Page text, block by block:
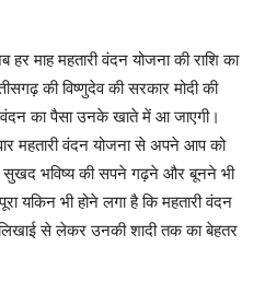
माह महतारी वंदन योजना की राशि का
की विष्णुदेव की सरकार मोदी की
वंदन का पैसा उनके खाते में आ जाएगी।
महतारी वंदन योजना से अपने आप को
सुखद भविष्य की सपने गढ़ने और बूनने भी
यकिन भी होने लगा है कि महतारी वंदन
लिखाई से लेकर उनकी शादी तक का बेहतर